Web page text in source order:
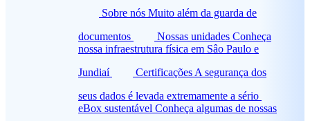
Sobre nós Muito além da guarda de
documentos
Nossas unidades Conheça
nossa infraestrutura física em Sâo Paulo e
Jundiaí
Certificações A segurança dos
seus dados é levada extremamente a sério
eBox sustentável Conheça algumas de nossas